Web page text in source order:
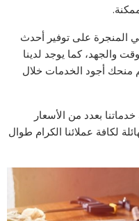
المنجرة على توفير أحدث
والجهد، كما يوجد لدينا
منحك أجود الخدمات خلال
بعدد من الأسعار
لكافة عملائنا الكرام طوال